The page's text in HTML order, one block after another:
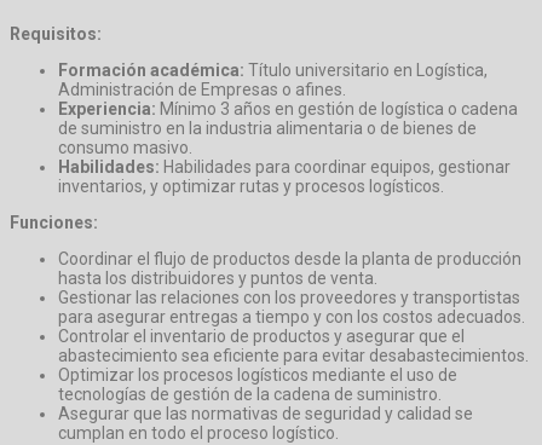
Requisitos:
Formación académica: Título universitario en Logística,
Administración de Empresas o afines.
Experiencia: Mínimo 3 años en gestión de logística o cadena
de suministro en la industria alimentaria o de bienes de
consumo masivo.
Habilidades: Habilidades para coordinar equipos, gestionar
inventarios, y optimizar rutas y procesos logísticos.
Funciones:
Coordinar el flujo de productos desde la planta de producción
hasta los distribuidores y puntos de venta.
Gestionar las relaciones con los proveedores y transportistas
para asegurar entregas a tiempo y con los costos adecuados.
Controlar el inventario de productos y asegurar que el
abastecimiento sea eficiente para evitar desabastecimientos.
Optimizar los procesos logísticos mediante el uso de
tecnologías de gestión de la cadena de suministro.
Asegurar que las normativas de seguridad y calidad se
cumplan en todo el proceso logístico.